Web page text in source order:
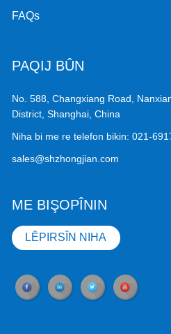
FAQs
PAQIJ BÛN
No. 588, Changxiang Road,
District, Shanghai, China
Niha bi me re telefon bikin: 021-
sales@shzhongjian.com
ME BIŞOPÎNIN
LÊPIRSÎN NIHA